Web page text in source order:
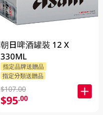
朝日啤酒罐裝 12 X
330ML
指定品牌送贈品
指定分類送贈品
$107.00
$95.00